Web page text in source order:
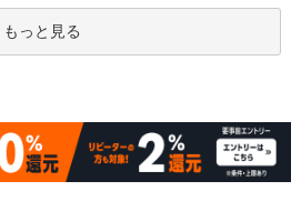
もっと見る